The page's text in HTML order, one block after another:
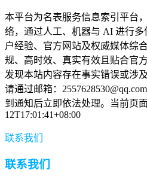
本平台为名表服务信息索引平台
络，通过人工、机器与 AI 进行
户经验、官方网站及权威媒体综
规、高时效、真实有效且贴合官
发现本站内容存在事实错误或涉
请通过邮箱：
到通知后立即依法处理。当前页
12T17:01:41+08:00
联系我们
联系我们